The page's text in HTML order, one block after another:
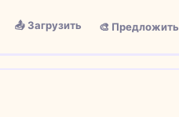
📤 Загрузить 🎨 Предложить